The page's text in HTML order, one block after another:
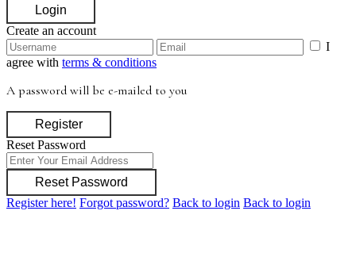
Login
Create an account
I
agree with terms & conditions
A password will be e-mailed to you
Register
Reset Password
Reset Password
Register here! Forgot password? Back to login Back to login